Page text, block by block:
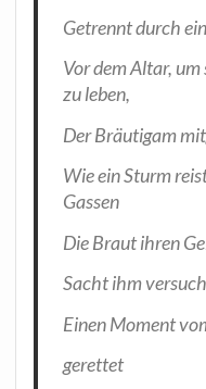
Getrennt durch
Vor dem Altar, um
zu leben,
Der Bräu­ti­gam
Wie ein Sturm
Gassen
Die Braut ihren
Sacht ihm
Einen Moment
geret­tet